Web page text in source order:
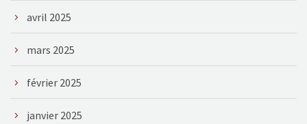
avril 2025
mars 2025
février 2025
janvier 2025